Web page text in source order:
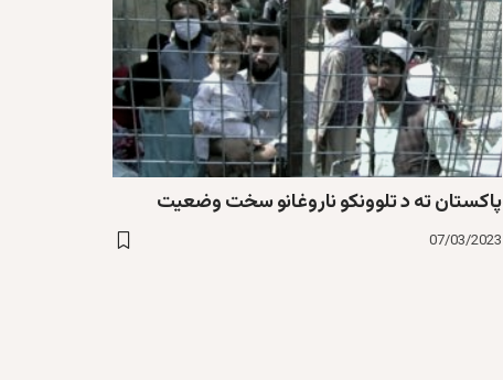
پاکستان ته د تلوونکو ناروغانو سخت وضعیت
07/03/2023